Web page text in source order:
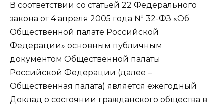
В соответствии со статьей 22 Федерального
закона от 4 апреля 2005 года № 32-ФЗ «Об
Общественной палате Российской
Федерации» основным публичным
документом Общественной палаты
Российской Федерации (далее –
Общественная палата) является ежегодный
Доклад о состоянии гражданского общества в